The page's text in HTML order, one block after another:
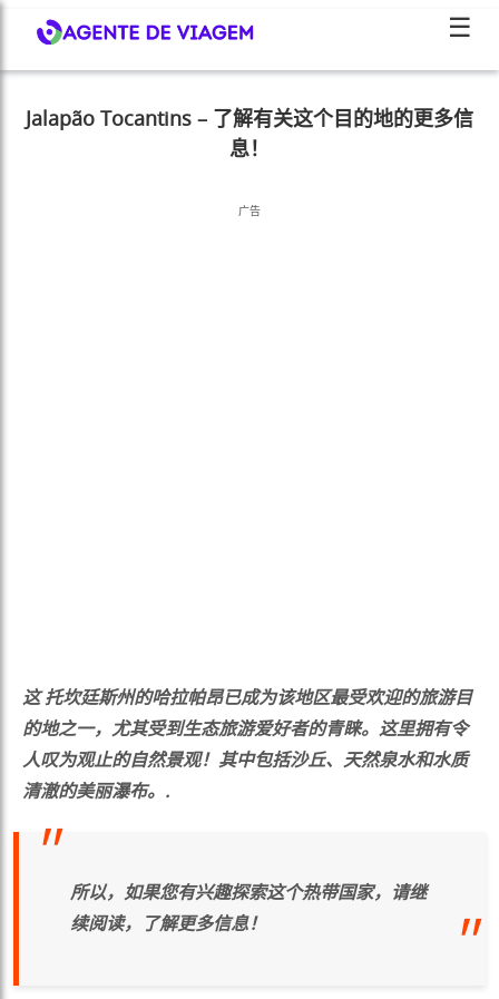
☰
Jalapão Tocantins – 了解有关这个目的地的更多信
息！
广告
这托坎廷斯州的哈拉帕昂已成为该地区最受欢迎的旅游目
的地之一，尤其受到生态旅游爱好者的青睐。这里拥有令
人叹为观止的自然景观！其中包括沙丘、天然泉水和水质
清澈的美丽瀑布。.
所以，如果您有兴趣探索这个热带国家，请继
续阅读，了解更多信息！